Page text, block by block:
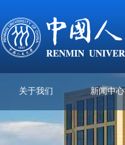
关于我们 新闻中心